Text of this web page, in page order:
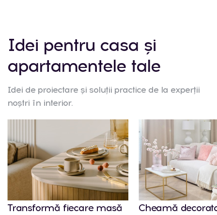
Idei pentru casa și
apartamentele tale
Idei de proiectare și soluții practice de la experții
noștri în interior.
Transformă fiecare masă
Cheamă